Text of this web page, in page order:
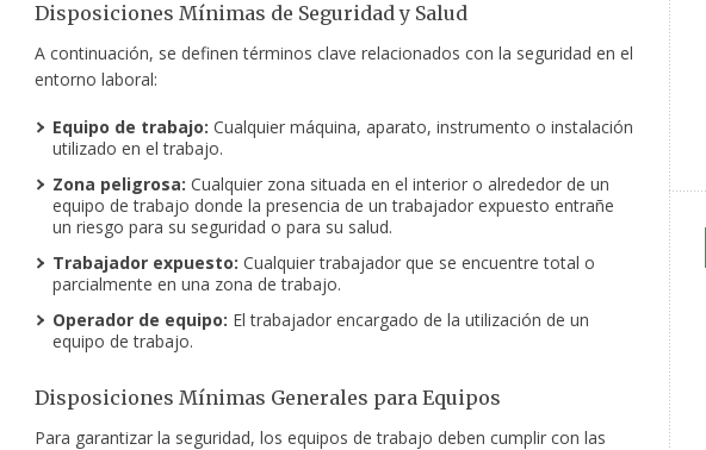
Disposiciones Mínimas de Seguridad y Salud
A continuación, se definen términos clave relacionados con la seguridad en el
entorno laboral:
Equipo de trabajo: Cualquier máquina, aparato, instrumento o instalación
utilizado en el trabajo.
Zona peligrosa: Cualquier zona situada en el interior o alrededor de un
equipo de trabajo donde la presencia de un trabajador expuesto entrañe
un riesgo para su seguridad o para su salud.
Trabajador expuesto: Cualquier trabajador que se encuentre total o
parcialmente en una zona de trabajo.
Operador de equipo: El trabajador encargado de la utilización de un
equipo de trabajo.
Disposiciones Mínimas Generales para Equipos
Para garantizar la seguridad, los equipos de trabajo deben cumplir con las